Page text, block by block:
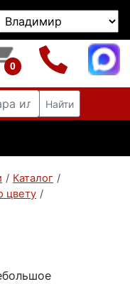
0
Найти
/ Каталог /
цвету /